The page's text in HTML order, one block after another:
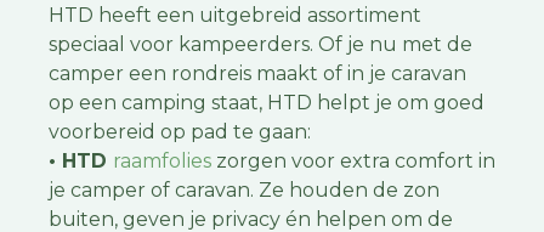
HTD heeft een uitgebreid assortiment
speciaal voor kampeerders. Of je nu met de
camper een rondreis maakt of in je caravan
op een camping staat, HTD helpt je om goed
voorbereid op pad te gaan:
• HTD raamfolies zorgen voor extra comfort in
je camper of caravan. Ze houden de zon
buiten, geven je privacy én helpen om de